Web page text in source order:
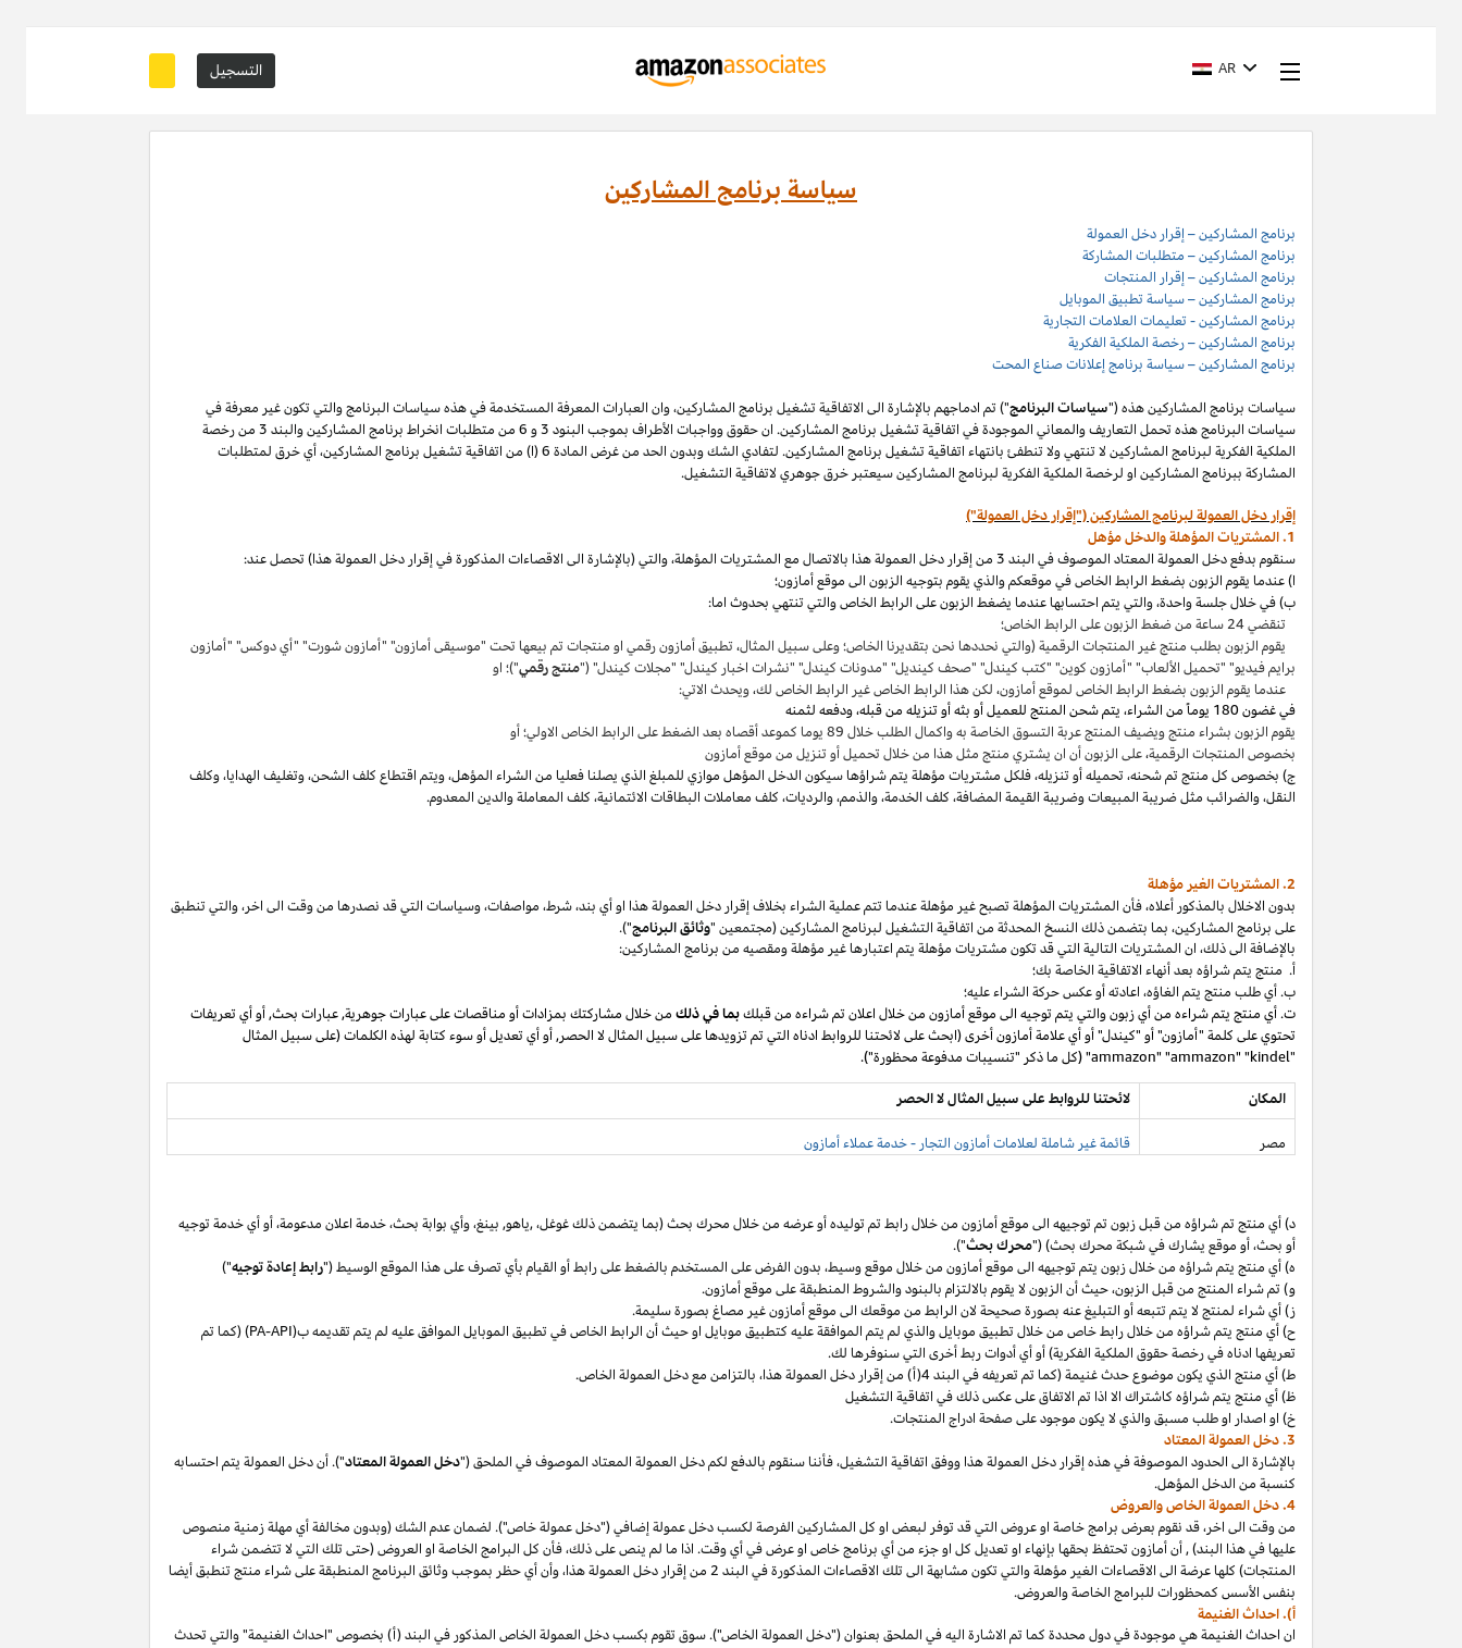
التسجيل AR
سياسة برنامج المشاركين
برنامج المشاركين – إقرار دخل العمولة
برنامج المشاركين – متطلبات المشاركة
برنامج المشاركين – إقرار المنتجات
برنامج المشاركين – سياسة تطبيق الموبايل
برنامج المشاركين - تعليمات العلامات التجارية
برنامج المشاركين – رخصة الملكية الفكرية
برنامج المشاركين – سياسة برنامج إعلانات صناع المحت
سياسات برنامج المشاركين هذه ("سياسات البرنامج") تم ادماجهم بالإشارة الى الاتفاقية تشغيل برنامج المشاركين، وان العبارات المعرفة المستخدمة في هذه سياسات البرنامج والتي تكون غير معرفة في
سياسات البرنامج هذه تحمل التعاريف والمعاني الموجودة في اتفاقية تشغيل برنامج المشاركين. ان حقوق وواجبات الأطراف بموجب البنود 3
و 6
من متطلبات انخراط برنامج المشاركين والبند 3 من رخصة
الملكية الفكرية لبرنامج المشاركين لا تنتهي ولا تنطفئ بانتهاء اتفاقية تشغيل برنامج المشاركين. لتفادي الشك وبدون الحد من غرض المادة 6 (ا) من اتفاقية تشغيل برنامج المشاركين، أي خرق لمتطلبات
المشاركة ببرنامج المشاركين او لرخصة الملكية الفكرية لبرنامج المشاركين سيعتبر خرق جوهري لاتفاقية التشغيل.
إقرار دخل العمولة لبرنامج المشاركين ("إقرار دخل العمولة")
1. المشتريات المؤهلة والدخل مؤهل
سنقوم بدفع دخل العمولة المعتاد الموصوف في البند 3 من إقرار دخل العمولة هذا بالاتصال مع المشتريات المؤهلة
،والتي (بالإشارة الى الاقصاءات المذكورة في إقرار دخل العمولة هذا) تحصل عند:
ا) عندما يقوم الزبون بضغط الرابط الخاص في موقعكم والذي يقوم بتوجيه الزبون الى موقع أمازون؛
ب) في خلال جلسة واحدة،والتي يتم احتسابها عندما يضغط الزبون على الرابط الخاص والتي تنتهي بحدوث اما:
تنقضي 24 ساعة من ضغط الزبون على الرابط الخاص؛
يقوم الزبون بطلب منتج غير المنتجات الرقمية (والتي نحددها نحن بتقديرنا الخاص؛وعلى سبيل المثال، تطبيق أمازون رقمي او منتجات تم بيعها تحت "موسيقى أمازون" "أمازون شورت" "أي دوكس" "أمازون
برايم فيديو" "تحميل الألعاب" "أمازون كوين" "كتب كيندل" "صحف كينديل" "مدونات كيندل" "نشرات اخبار كيندل" "مجلات كيندل" ("منتج رقمي")؛ او
عندما يقوم الزبون بضغط الرابط الخاص لموقع أمازون، لكن هذا الرابط الخاص غير الرابط الخاص لك،ويحدث الاتي:
في غضون180 يوماً من الشراء، يتم شحن المنتج للعميل أو بثه أو تنزيله من قبله، ودفعه لثمنه
يقوم الزبون بشراء منتج ويضيف المنتج عربة التسوق الخاصة به واكمال الطلب خلال 89 يوما كموعد أقصاه بعد الضغط على الرابط الخاص الاولي؛ أو
بخصوص المنتجات الرقمية،على الزبون أن ان يشتري منتج مثل هذا من خلال تحميل أو تنزيل من موقع أمازون
ج) بخصوص كل منتج تم شحنه، تحميله أو تنزيله،فلكل مشتريات مؤهلة يتمشراؤهاسيكون الدخل المؤهل موازي للمبلغ الذي يصلنا فعليا من الشراء المؤهل،ويتم اقتطاع كلف الشحن،وتغليف الهدايا،وكلف
النقل،والضرائب مثل ضريبة المبيعات وضريبة القيمة المضافة، كلف الخدمة،والذمم،والرديات، كلف معاملات البطاقات الائتمانية، كلف المعاملة والدين المعدوم.
2. المشتريات
الغير مؤهلة
بدون الاخلال بالمذكور أعلاه،فأن المشتريات المؤهلة تصبح غير مؤهلة عندما تتم عملية الشراء بخلاف إقرار دخل العمولة هذا او أي بند،شرط، مواصفات،وسياسات التي قد نصدرها من وقت الى اخر،والتي تنطبق
على برنامج المشاركين، بما بتضمن ذلك النسخ المحدثة من اتفاقية التشغيل لبرنامج المشاركين (مجتمعين "وثائق البرنامج").
بالإضافة الى ذلك، ان المشتريات التالية التي قد تكون مشتريات مؤهلة يتم اعتبارها غير مؤهلة ومقصيه من برنامج المشاركين:
أ. منتج يتمشراؤه بعد أنهاء الاتفاقية الخاصة بك؛
ب. أي طلب منتج يتم الغاؤه، اعادته أو عكس حركة الشراء عليه؛
ت. أي منتج يتم شراءه من أي زبون والتي يتم توجيه الى موقع أمازون من خلال اعلان تم شراءه من قبلكبما في ذلك من خلال مشاركتك بمزادات أو مناقصات على عبارات جوهرية, عبارات بحث, أو أي تعريفات
تحتوي على كلمة "أمازون" أو "كيندل" أو أي علامة أمازون أخرى (ابحث على لائحتنا للروابط ادناه التي تم تزويدها على سبيل المثال لا الحصر, أو أي تعديل أو سوء كتابة لهذه الكلمات (على سبيل المثال
"ammazon" "ammazon" "kindel" (كل ما ذكر "تنسيبات مدفوعة محظورة").
المكان
لائحتنا للروابط على سبيل المثال لا الحصر
مصر قائمة غير شاملة لعلامات أمازون التجار - خدمة عملاء أمازون
د) أي منتج تمشراؤه من قبل زبون تم توجيهه الى موقع أمازون من خلال رابط تم توليده أو عرضه من خلال محرك بحث (بما يتضمن ذلكغوغل،,ياهو, بينغ،وأي بوابة بحث،خدمة اعلان مدعومة،أوأي خدمة توجيه
أو بحث،أو موقع يشارك في شبكة محرك بحث) ("محرك بحث").
ه) أي منتج يتمشراؤه من خلال زبون يتم توجيهه الى موقع أمازون من خلال موقعوسيط، بدون الفرض على المستخدم بالضغط على رابط أو القيام بأي تصرف على هذا الموقع الوسيط ("رابط إعادة توجيه")
و) تم شراء المنتج من قبل الزبون،حيثأن الزبون لا يقوم بالالتزام بالبنودوالشروط المنطبقةعلى موقع أمازون.
ز) أي شراء لمنتج لا يتم تتبعه أو التبليغ عنه بصورة صحيحة لان الرابط من موقعك الى موقع أمازون غير مصاغ بصورة سليمة.
ح) أي منتج يتمشراؤه من خلال رابط خاص من خلال تطبيق موبايلوالذي لم يتم الموافقة عليه كتطبيق موبايل او حيثأن الرابط الخاص في تطبيق الموبايل الموافقعليه لم يتم تقديمه ب(PA-API) (كما تم
تعريفها ادناه في رخصة حقوق الملكية الفكرية) أو أي أدوات ربط أخرى التي سنوفرها لك.
ط) أي منتج الذي يكون موضوع حدث غنيمة (كما تم تعريفه في البند 4(أ) من إقرار دخل العمولة
هذا، بالتزامن مع دخل العمولة الخاص.
ظ) أي منتج يتمشراؤه كاشتراك الا اذا تم الاتفاق على عكس ذلك في اتفاقية التشغيل
خ) او اصدار او طلب مسبق والذي لا يكون موجود على صفحة ادراج المنتجات.
3. دخل العمولة المعتاد
بالإشارة الى الحدود الموصوفة في هذه إقرار دخل العمولة هذا ووفق اتفاقية التشغيل،فأننا سنقوم بالدفع لكم دخل العمولة المعتاد الموصوف في الملحق ("دخل العمولة المعتاد"). أن دخل العمولة يتم احتسابه
كنسبة من الدخل المؤهل.
4. دخل العمولة الخاص والعروض
من وقت الى اخر،قد نقوم بعرض برامج خاصة او عروض التي قد توفر لبعض او كل المشاركين الفرصة لكسب دخل عمولة إضافي ("دخل عمولة خاص"). لضمان عدم الشك (وبدون مخالفة أي مهلة زمنية منصوص
عليها في هذا البند)
,أن أمازون تحتفظ بحقها بإنهاء او تعديل كل او جزء من أي برنامج خاص او عرض في أي وقت. اذا ما لم ينص علىذلك،فأن كل البرامج الخاصة او العروض (حتى تلك التي لا تتضمن شراء
المنتجات) كلها عرضة الى الاقصاءات الغير مؤهلةوالتي تكون مشابهة الى تلك الاقصاءات المذكورة في البند 2 من إقرار دخل العمولةهذا،وأن أي حظر بموجب وثائق البرنامج المنطبقة على شراء منتج تنطبق أيضا
بنفس الأسس كمحظورات للبرامج الخاصة والعروض.
أ). احداث الغنيمة
ان احداث الغنيمة هي موجودة في دول محددة كما تم الاشارة اليه في الملحق بعنوان ("دخل العمولة الخاص"). سوق تقوم بكسب دخل العمولة الخاص المذكور في البند (أ) بخصوص "احداث الغنيمة" والتي تحدث